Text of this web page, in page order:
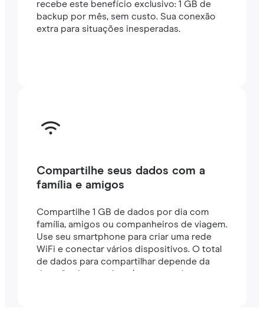
recebe este benefício exclusivo: 1 GB de
backup por mês, sem custo. Sua conexão
extra para situações inesperadas.
Compartilhe seus dados com a
família e amigos
Compartilhe 1 GB de dados por dia com
família, amigos ou companheiros de viagem.
Use seu smartphone para criar uma rede
WiFi e conectar vários dispositivos. O total
de dados para compartilhar depende da
duração do seu plano (por exemplo, um